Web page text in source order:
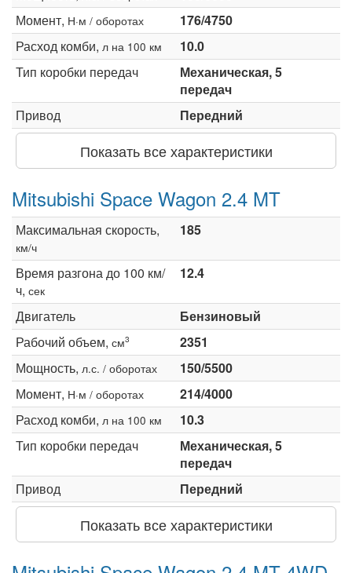
Момент, Н·м / оборотах
176/4750
Расход комби, л на 100 км
10.0
Тип коробки передач
Механическая, 5
передач
Привод
Передний
Показать все характеристики
Mitsubishi Space Wagon 2.4 MT
Максимальная скорость,
км/ч
185
Время разгона до 100 км/
ч, сек
12.4
Двигатель
Бензиновый
Рабочий объем, см3
2351
Мощность, л.с. / оборотах
150/5500
Момент, Н·м / оборотах
214/4000
Расход комби, л на 100 км
10.3
Тип коробки передач
Механическая, 5
передач
Привод
Передний
Показать все характеристики